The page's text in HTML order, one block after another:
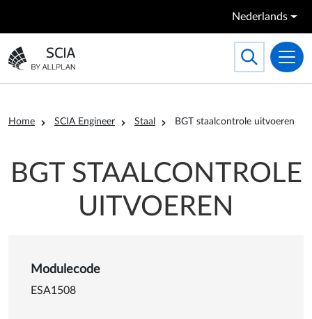
Nederlands
Ga naar homepagina
Toggle
Search
Kruimelpad
Home SCIA Engineer Staal BGT staalcontrole uitvoeren
BGT STAALCONTROLE
UITVOEREN
Details van BGT
Modulecode
ESA1508